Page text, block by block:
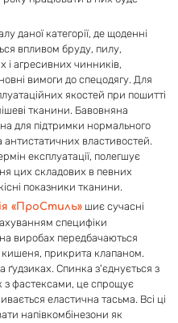
даної категорії, де щоденні
впливом бруду, пилу,
і агресивних чинників,
вимоги до спецодягу. Для
якостей при пошитті
тканини. Бавовняна
для підтримки нормального
антистатичних властивостей.
експлуатації, полегшує
цих складових в певних
показники тканини.
«ПроСтиль» шиє сучасні
специфіки
виробах передбачаються
кишеня, прикрита клапаном.
ґудзиках. Спинка з'єднується з
з фастексами, це спрощує
еластична тасьма. Всі ці
напівкомбінезони як